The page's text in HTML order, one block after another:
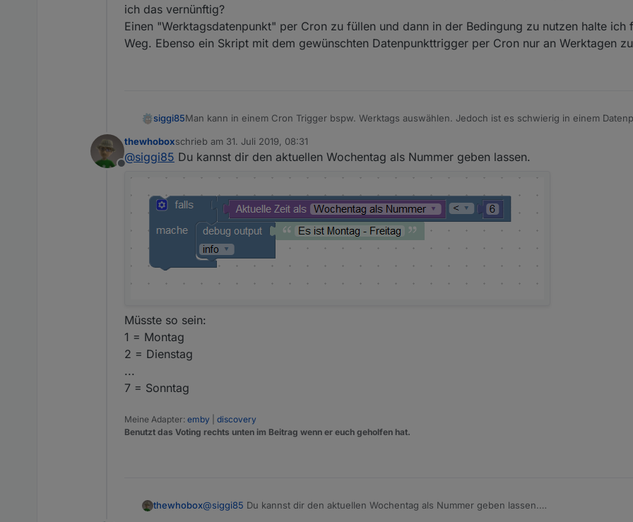
ich das vernünftig?
Einen "Werktagsdatenpunkt" per Cron zu füllen und dann in der Bedingung zu nutzen halte ich
Weg. Ebenso ein Skript mit dem gewünschten Datenpunkttrigger per Cron nur an Werktagen
siggi85Man kann in einem Cron Trigger bspw. Werktags auswählen. Jedoch ist es schwierig in einem
In dem Menüpunkt "Datum und Zeit" kann man diese Konfiguration nicht durchführen, lediglich
Einen "Werktagsdatenpunkt" per Cron zu füllen und dann in der Bedingung zu nutzen halte ich für
Offline
thewhoboxschrieb am 31. Juli 2019, 08:31
zuletzt editiert von
@siggi85 Du kannst dir den aktuellen Wochentag als Nummer geben lassen.
Müsste so sein:
1 = Montag
2 = Dienstag
...
7 = Sonntag
Meine Adapter: emby
discovery
Benutzt das Voting rechts unten im Beitrag wenn er euch geholfen hat.
thewhobox@siggi85 Du kannst dir den aktuellen Wochentag als Nummer geben lassen.